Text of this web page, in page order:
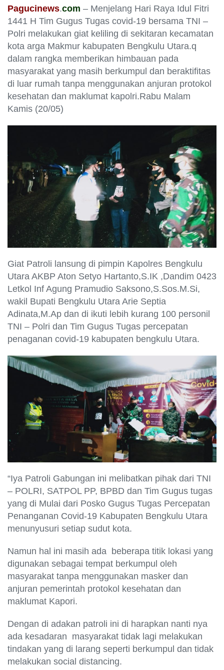
Pagucinews.com – Menjelang Hari Raya Idul Fitri
1441 H Tim Gugus Tugas covid-19 bersama TNI –
Polri melakukan giat keliling di sekitaran kecamatan
kota arga Makmur kabupaten Bengkulu Utara.q
dalam rangka memberikan himbauan pada
masyarakat yang masih berkumpul dan beraktifitas
di luar rumah tanpa menggunakan anjuran protokol
kesehatan dan maklumat kapolri.Rabu Malam
Kamis (20/05)
Giat Patroli lansung di pimpin Kapolres Bengkulu
Utara AKBP Aton Setyo Hartanto,S.IK ,Dandim 0423
Letkol Inf Agung Pramudio Saksono,S.Sos.M.Si,
wakil Bupati Bengkulu Utara Arie Septia
Adinata,M.Ap dan di ikuti lebih kurang 100 personil
TNI – Polri dan Tim Gugus Tugas percepatan
penaganan covid-19 kabupaten bengkulu Utara.
“Iya Patroli Gabungan ini melibatkan pihak dari TNI
– POLRI, SATPOL PP, BPBD dan Tim Gugus tugas
yang di Mulai dari Posko Gugus Tugas Percepatan
Penanganan Covid-19 Kabupaten Bengkulu Utara
menunyusuri setiap sudut kota.
Namun hal ini masih ada beberapa titik lokasi yang
digunakan sebagai tempat berkumpul oleh
masyarakat tanpa menggunakan masker dan
anjuran pemerintah protokol kesehatan dan
maklumat Kapori.
Dengan di adakan patroli ini di harapkan nanti nya
ada kesadaran masyarakat tidak lagi melakukan
tindakan yang di larang seperti berkumpul dan tidak
melakukan social distancing.